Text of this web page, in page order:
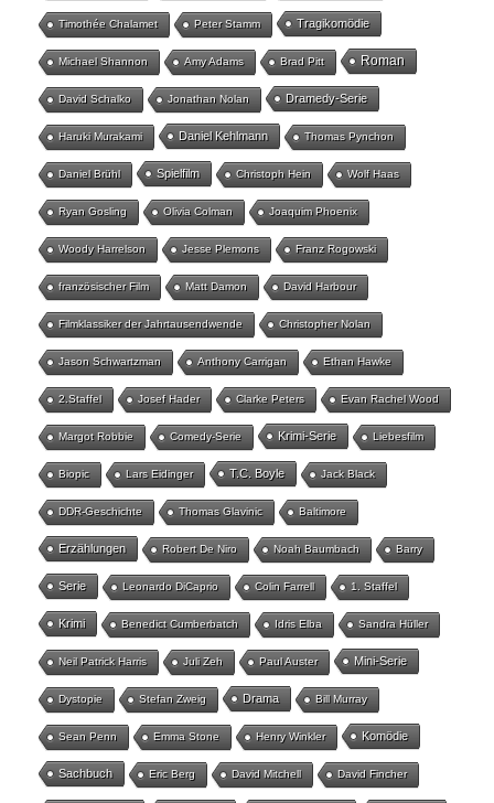
Timothée Chalamet Peter Stamm Tragikomödie
Michael Shannon Amy Adams Brad Pitt Roman
David Schalko Jonathan Nolan Dramedy-Serie
Haruki Murakami Daniel Kehlmann Thomas Pynchon
Daniel Brühl Spielfilm Christoph Hein Wolf Haas
Ryan Gosling Olivia Colman Joaquim Phoenix
Woody Harrelson Jesse Plemons Franz Rogowski
französischer Film Matt Damon David Harbour
Filmklassiker der Jahrtausendwende Christopher Nolan
Jason Schwartzman Anthony Carrigan Ethan Hawke
2.Staffel Josef Hader Clarke Peters Evan Rachel Wood
Margot Robbie Comedy-Serie Krimi-Serie Liebesfilm
Biopic Lars Eidinger T.C. Boyle Jack Black
DDR-Geschichte Thomas Glavinic Baltimore
Erzählungen Robert De Niro Noah Baumbach Barry
Serie Leonardo DiCaprio Colin Farrell 1. Staffel
Krimi Benedict Cumberbatch Idris Elba Sandra Hüller
Neil Patrick Harris Juli Zeh Paul Auster Mini-Serie
Dystopie Stefan Zweig Drama Bill Murray
Sean Penn Emma Stone Henry Winkler Komödie
Sachbuch Eric Berg David Mitchell David Fincher